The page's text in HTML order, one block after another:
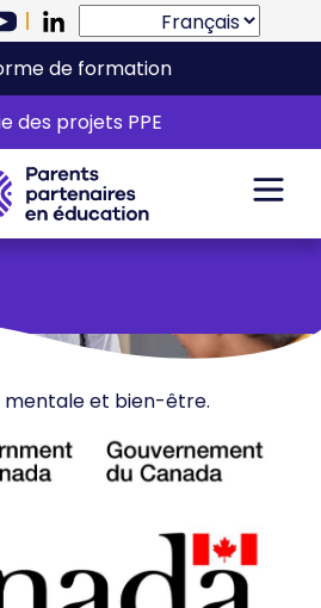
de formation
des projets PPE
et
être
mentale et bien-être.